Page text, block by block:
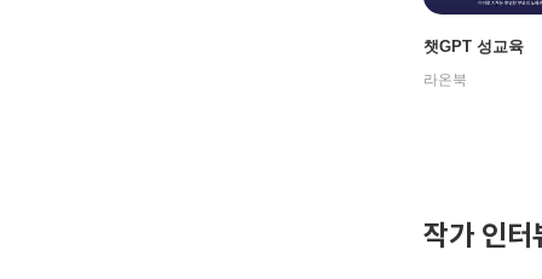
챗GPT 성교육
라온북
작가 인터